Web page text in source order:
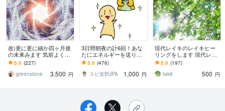
改)更に更に細か四ヶ月後
の未来みます 気前よく！
ヴィジョンとオーラで更
に更に細かく鑑定。
5.0 (227)
greenstone
3,500 円
3日間朝夜の計6回！あな
たにエネルギーを送りま
す いつもお疲れなあなた
へ！なんだかやる気が起
きない方へ！
5.0 (476)
スピ友BUPA
1,000 円
現代レイキのレイキヒー
リングをします 現代レイ
キマスターがヒーリング
サポート致します。
5.0 (197)
tak9
500 円